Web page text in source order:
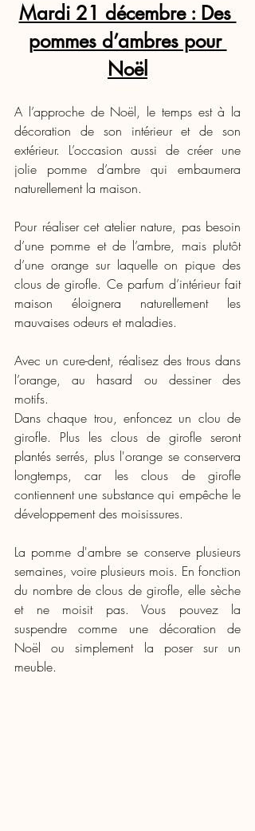
Mardi 21 décembre : Des
pommes d’ambres pour
Noël
A l’approche de Noël, le temps est à la
décoration de son intérieur et de son
extérieur. L’occasion aussi de créer une
jolie pomme d’ambre qui embaumera
naturellement la maison.
Pour réaliser cet atelier nature, pas besoin
d’une pomme et de l’ambre, mais plutôt
d’une orange sur laquelle on pique des
clous de girofle. Ce parfum d’intérieur fait
maison éloignera naturellement les
mauvaises odeurs et maladies.
Avec un cure-dent, réalisez des trous dans
l’orange, au hasard ou dessiner des
motifs.
Dans chaque trou, enfoncez un clou de
girofle. Plus les clous de girofle seront
plantés serrés, plus l'orange se conservera
longtemps, car les clous de girofle
contiennent une substance qui empêche le
développement des moisissures.
La pomme d'ambre se conserve plusieurs
semaines, voire plusieurs mois. En fonction
du nombre de clous de girofle, elle sèche
et ne moisit pas. Vous pouvez la
suspendre comme une décoration de
Noël ou simplement la poser sur un
meuble.